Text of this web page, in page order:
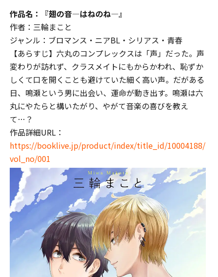
作品名：『翅の音―はねのね―』
作者：三輪まこと
ジャンル：ブロマンス・ニアBL・シリアス・青春
【あらすじ】六丸のコンプレックスは「声」だった。声
変わりが訪れず、クラスメイトにもからかわれ、恥ずか
しくて口を開くことも避けていた細く高い声。だがある
日、鳴瀬という男に出会い、運命が動き出す。鳴瀬は六
丸にやたらと構いたがり、やがて音楽の喜びを教え
て…？
作品詳細URL：
https://booklive.jp/product/index/title_id/10004188/
vol_no/001